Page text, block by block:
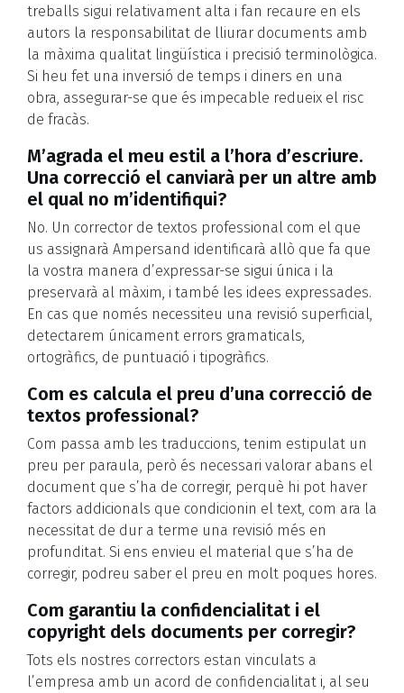
treballs sigui relativament alta i fan recaure en els
autors la responsabilitat de lliurar documents amb
la màxima qualitat lingüística i precisió terminològica.
Si heu fet una inversió de temps i diners en una
obra, assegurar-se que és impecable redueix el risc
de fracàs.
M’agrada el meu estil a l’hora d’escriure.
Una correcció el canviarà per un altre amb
el qual no m’identifiqui?
No. Un corrector de textos professional com el que
us assignarà Ampersand identificarà allò que fa que
la vostra manera d’expressar-se sigui única i la
preservarà al màxim, i també les idees expressades.
En cas que només necessiteu una revisió superficial,
detectarem únicament errors gramaticals,
ortogràfics, de puntuació i tipogràfics.
Com es calcula el preu d’una correcció de
textos professional?
Com passa amb les traduccions, tenim estipulat un
preu per paraula, però és necessari valorar abans el
document que s’ha de corregir, perquè hi pot haver
factors addicionals que condicionin el text, com ara la
necessitat de dur a terme una revisió més en
profunditat. Si ens envieu el material que s’ha de
corregir, podreu saber el preu en molt poques hores.
Com garantiu la confidencialitat i el
copyright dels documents per corregir?
Tots els nostres correctors estan vinculats a
l’empresa amb un acord de confidencialitat i, al seu